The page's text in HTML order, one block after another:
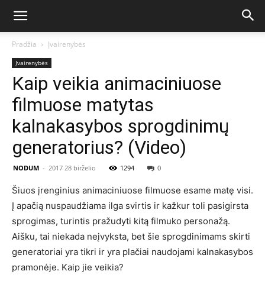
Pradžia Įvairenybės
Įvairenybės
Kaip veikia animaciniuose
filmuose matytas
kalnakasybos sprogdinimų
generatorius? (Video)
NODUM - 2017 28 birželio 1294 0
Šiuos įrenginius animaciniuose filmuose esame matę visi.
Į apačią nuspaudžiama ilga svirtis ir kažkur toli pasigirsta
sprogimas, turintis pražudyti kitą filmuko personažą.
Aišku, tai niekada neįvyksta, bet šie sprogdinimams skirti
generatoriai yra tikri ir yra plačiai naudojami kalnakasybos
pramonėje. Kaip jie veikia?